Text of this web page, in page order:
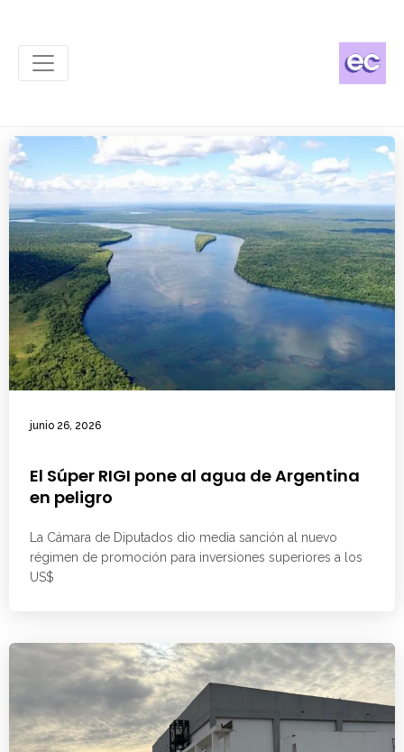
junio 26, 2026
El Súper RIGI pone al agua de Argentina
en peligro
La Cámara de Diputados dio media sanción al nuevo
régimen de promoción para inversiones superiores a los
US$